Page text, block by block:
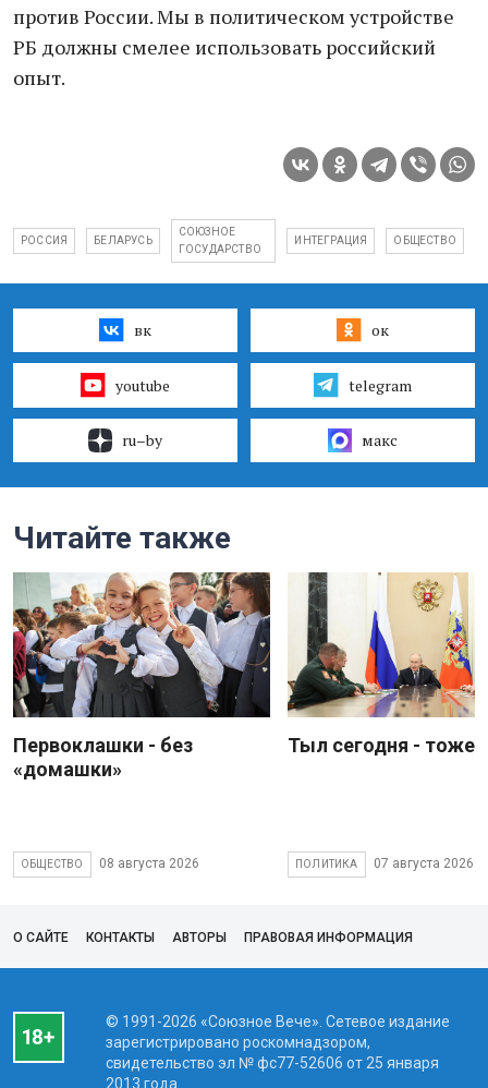
против России. Мы в политическом устройстве
РБ должны смелее использовать российский
опыт.
РОССИЯ БЕЛАРУСЬ
СОЮЗНОЕ
ГОСУДАРСТВО
ИНТЕГРАЦИЯ ОБЩЕСТВО
вк ок
youtube telegram
ru–by макс
Читайте также
Первоклашки - без
«домашки»
ОБЩЕСТВО 08 августа 2026
Тыл сегодня - тоже
ПОЛИТИКА 07 августа 2026
О САЙТЕ КОНТАКТЫ АВТОРЫ ПРАВОВАЯ ИНФОРМАЦИЯ
© 1991-2026 «Союзное Вече». Сетевое издание
зарегистрировано роскомнадзором,
свидетельство эл № фc77-52606 от 25 января
2013 года.